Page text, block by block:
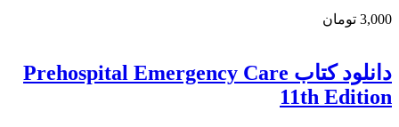
3,000 تومان
دانلود کتاب Prehospital Emergency Care
11th Edition